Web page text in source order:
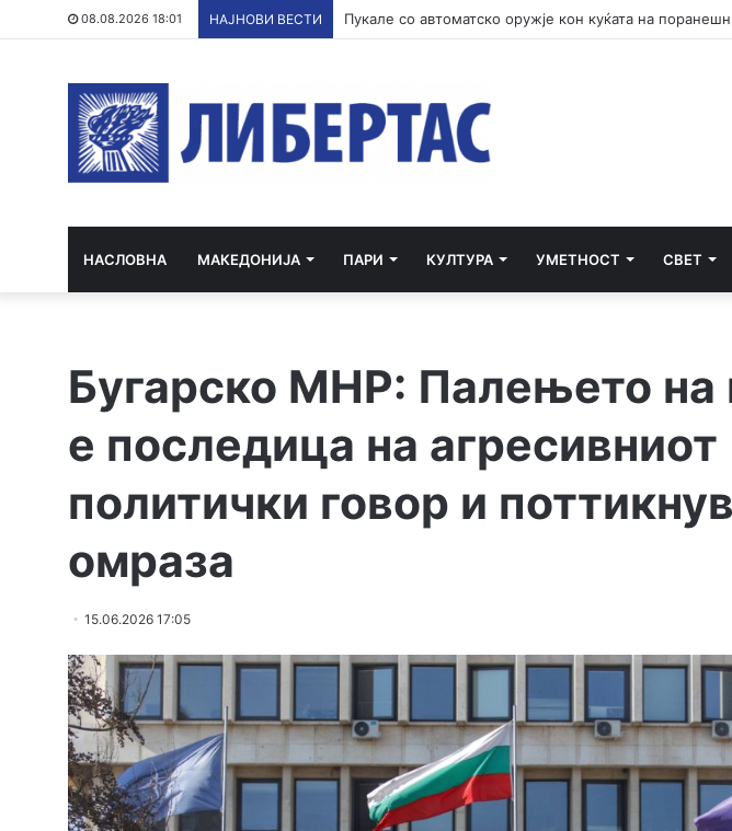
08.08.2026 18:01 НАЈНОВИ ВЕСТИ Филипче: Карпалак е потсетник дека мирот и
НАСЛОВНА МАКЕДОНИЈА ПАРИ КУЛТУРА УМЕТНОСТ СВЕТ
Бугарско МНР: Палењето на
е последица на агресивниот
политички говор и
омраза
15.06.2026 17:05